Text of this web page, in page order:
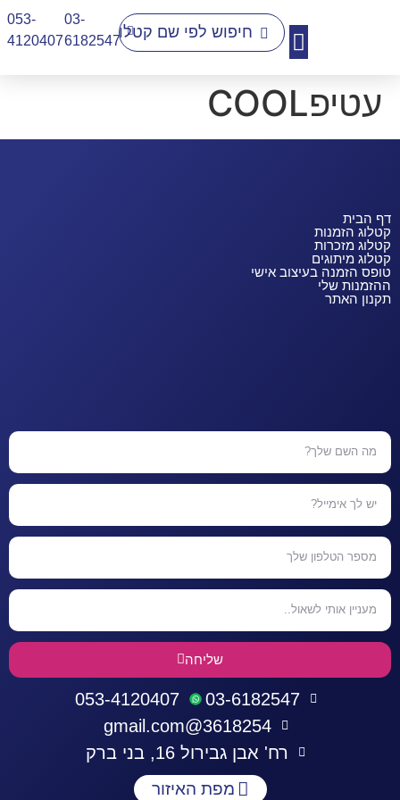
03-
6182547
053-
4120407​
עטיפCOOL
דף הבית
קטלוג הזמנות
קטלוג מזכרות
קטלוג מיתוגים
טופס הזמנה בעיצוב אישי
ההזמנות שלי
תקנון האתר
שליחה
03-6182547
053-4120407
3618254@gmail.com
רח' אבן גבירול 16, בני ברק
מפת האיזור